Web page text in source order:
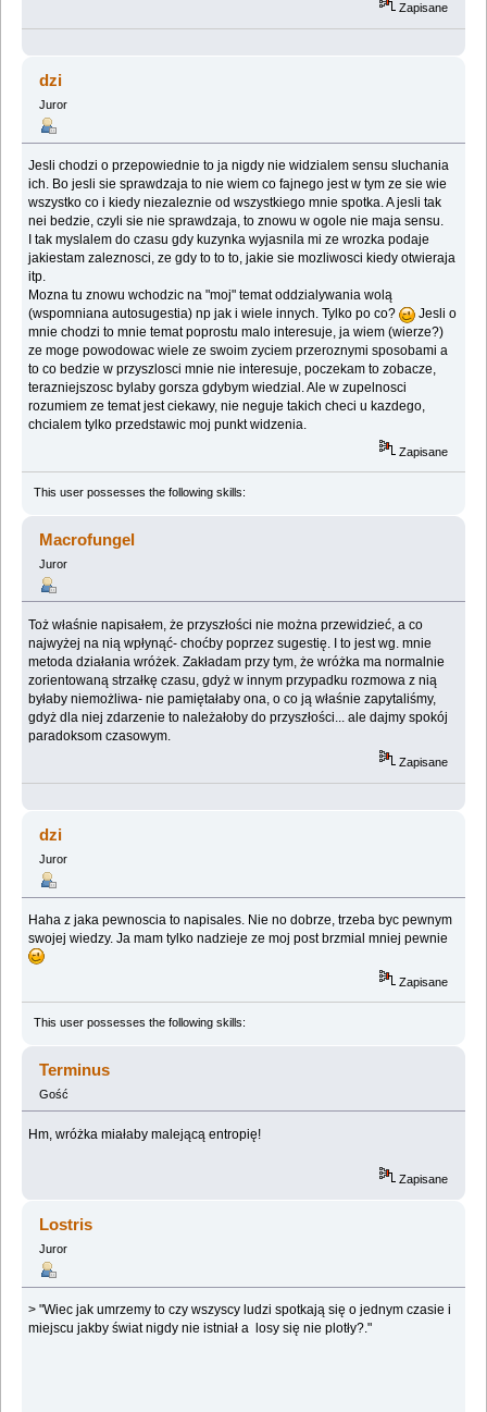
Zapisane
dzi
Juror
Jesli chodzi o przepowiednie to ja nigdy nie widzialem sensu sluchania
ich. Bo jesli sie sprawdzaja to nie wiem co fajnego jest w tym ze sie wie
wszystko co i kiedy niezaleznie od wszystkiego mnie spotka. A jesli tak
nei bedzie, czyli sie nie sprawdzaja, to znowu w ogole nie maja sensu.
I tak myslalem do czasu gdy kuzynka wyjasnila mi ze wrozka podaje
jakiestam zaleznosci, ze gdy to to to, jakie sie mozliwosci kiedy otwieraja
itp.
Mozna tu znowu wchodzic na "moj" temat oddzialywania wolą
(wspomniana autosugestia) np jak i wiele innych. Tylko po co?
Jesli o
mnie chodzi to mnie temat poprostu malo interesuje, ja wiem (wierze?)
ze moge powodowac wiele ze swoim zyciem przeroznymi sposobami a
to co bedzie w przyszlosci mnie nie interesuje, poczekam to zobacze,
terazniejszosc bylaby gorsza gdybym wiedzial. Ale w zupelnosci
rozumiem ze temat jest ciekawy, nie neguje takich checi u kazdego,
chcialem tylko przedstawic moj punkt widzenia.
Zapisane
This user possesses the following skills:
Macrofungel
Juror
Toż właśnie napisałem, że przyszłości nie można przewidzieć, a co
najwyżej na nią wpłynąć- choćby poprzez sugestię. I to jest wg. mnie
metoda działania wróżek. Zakładam przy tym, że wróżka ma normalnie
zorientowaną strzałkę czasu, gdyż w innym przypadku rozmowa z nią
byłaby niemożliwa- nie pamiętałaby ona, o co ją właśnie zapytaliśmy,
gdyż dla niej zdarzenie to należałoby do przyszłości... ale dajmy spokój
paradoksom czasowym.
Zapisane
dzi
Juror
Haha z jaka pewnoscia to napisales. Nie no dobrze, trzeba byc pewnym
swojej wiedzy. Ja mam tylko nadzieje ze moj post brzmial mniej pewnie
Zapisane
This user possesses the following skills:
Terminus
Gość
Hm, wróżka miałaby malejącą entropię!
Zapisane
Lostris
Juror
> "Wiec jak umrzemy to czy wszyscy ludzi spotkają się o jednym czasie i
miejscu jakby świat nigdy nie istniał a losy się nie plotły?."